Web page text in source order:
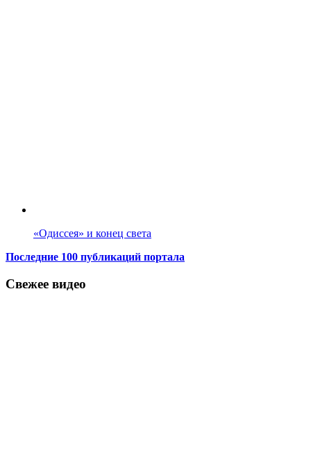
«Одиссея» и конец света
Последние 100 публикаций портала
Свежее видео